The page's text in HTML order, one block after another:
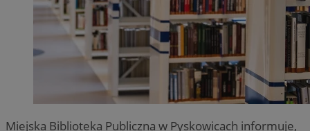
Miejska Biblioteka Publiczna w Pyskowicach informuje,